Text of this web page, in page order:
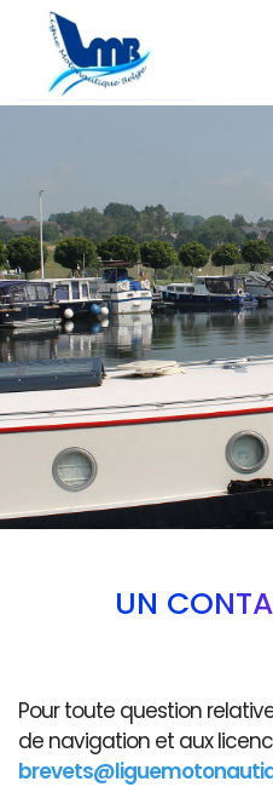
UN
Pour toute question
de navigation et aux